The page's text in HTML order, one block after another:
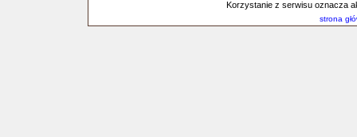
Korzystanie z serwisu oznacza
strona